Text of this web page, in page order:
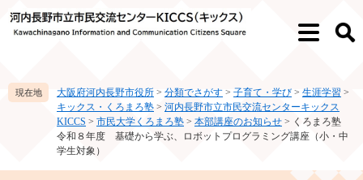
ー
ニ
メ
検
大阪府河内長野市役所 > 分類でさがす > 子育て・学び > 生涯学習 >
キックス・くろまろ塾 > 河内長野市立市民交流センターキックス
KICCS > 市民大学くろまろ塾 > 本部講座のお知らせ > くろまろ塾
令和８年度 基礎から学ぶ、ロボットプログラミング講座（小・中
学生対象）